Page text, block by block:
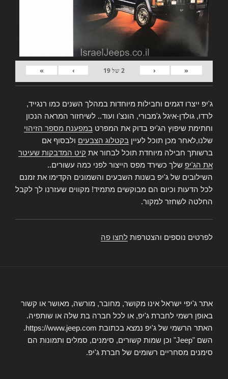
«
‹
2של19
›
»
ג'יפ ייצרו דגמים וחבילות מיוחדות במהלך השנים כמו רנגייד,
לרדו, גולדן-איגל ג'מבורי, הונצ'ו ועוד.. לשיחזור המראה הנכון
וחתימת שיפוץ הג'יפ בדוק את המפרט במפענח מספר הזיהוי
שלנו,לאחר מכן תוכל לעיין בקטלוג הצבעים ולבסוף אם
ברשותך חבילה מיוחדת תוכל לבחור את קיט המדבקות שעיטר
את הג'יפ שלך כשירד מפס הייצור לפני כמה עשורים..
השילובים של ג'יפ בשנות השבעים והשמונים הקדימו את זמנם
לכל הדעות וכיום הם מבוקשים מתמיד! מקווים שעזרנו לך לקבל
החלטה לשחזר למקור.
לפרטים נוספים והצטרפות לחצו פה
אתר ג'יפי ישראל אינו מקושר, מחובר, מורשה, מאושר או קשור
באופן רשמי לחברת ג'יפ, או לכל חברה בת שלה או שותפיה.
האתר הרשמי של ג'יפ נמצא בכתובת https://www.jeep.com.
השם "Jeep" וכן שמות קשורים, סימנים, סמלים ותמונות הם
סימנים מסחריים רשומים של חברת ג'יפ.